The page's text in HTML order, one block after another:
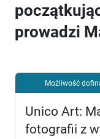
prowadzi
Możliwość
Unico Art:
fotografii z